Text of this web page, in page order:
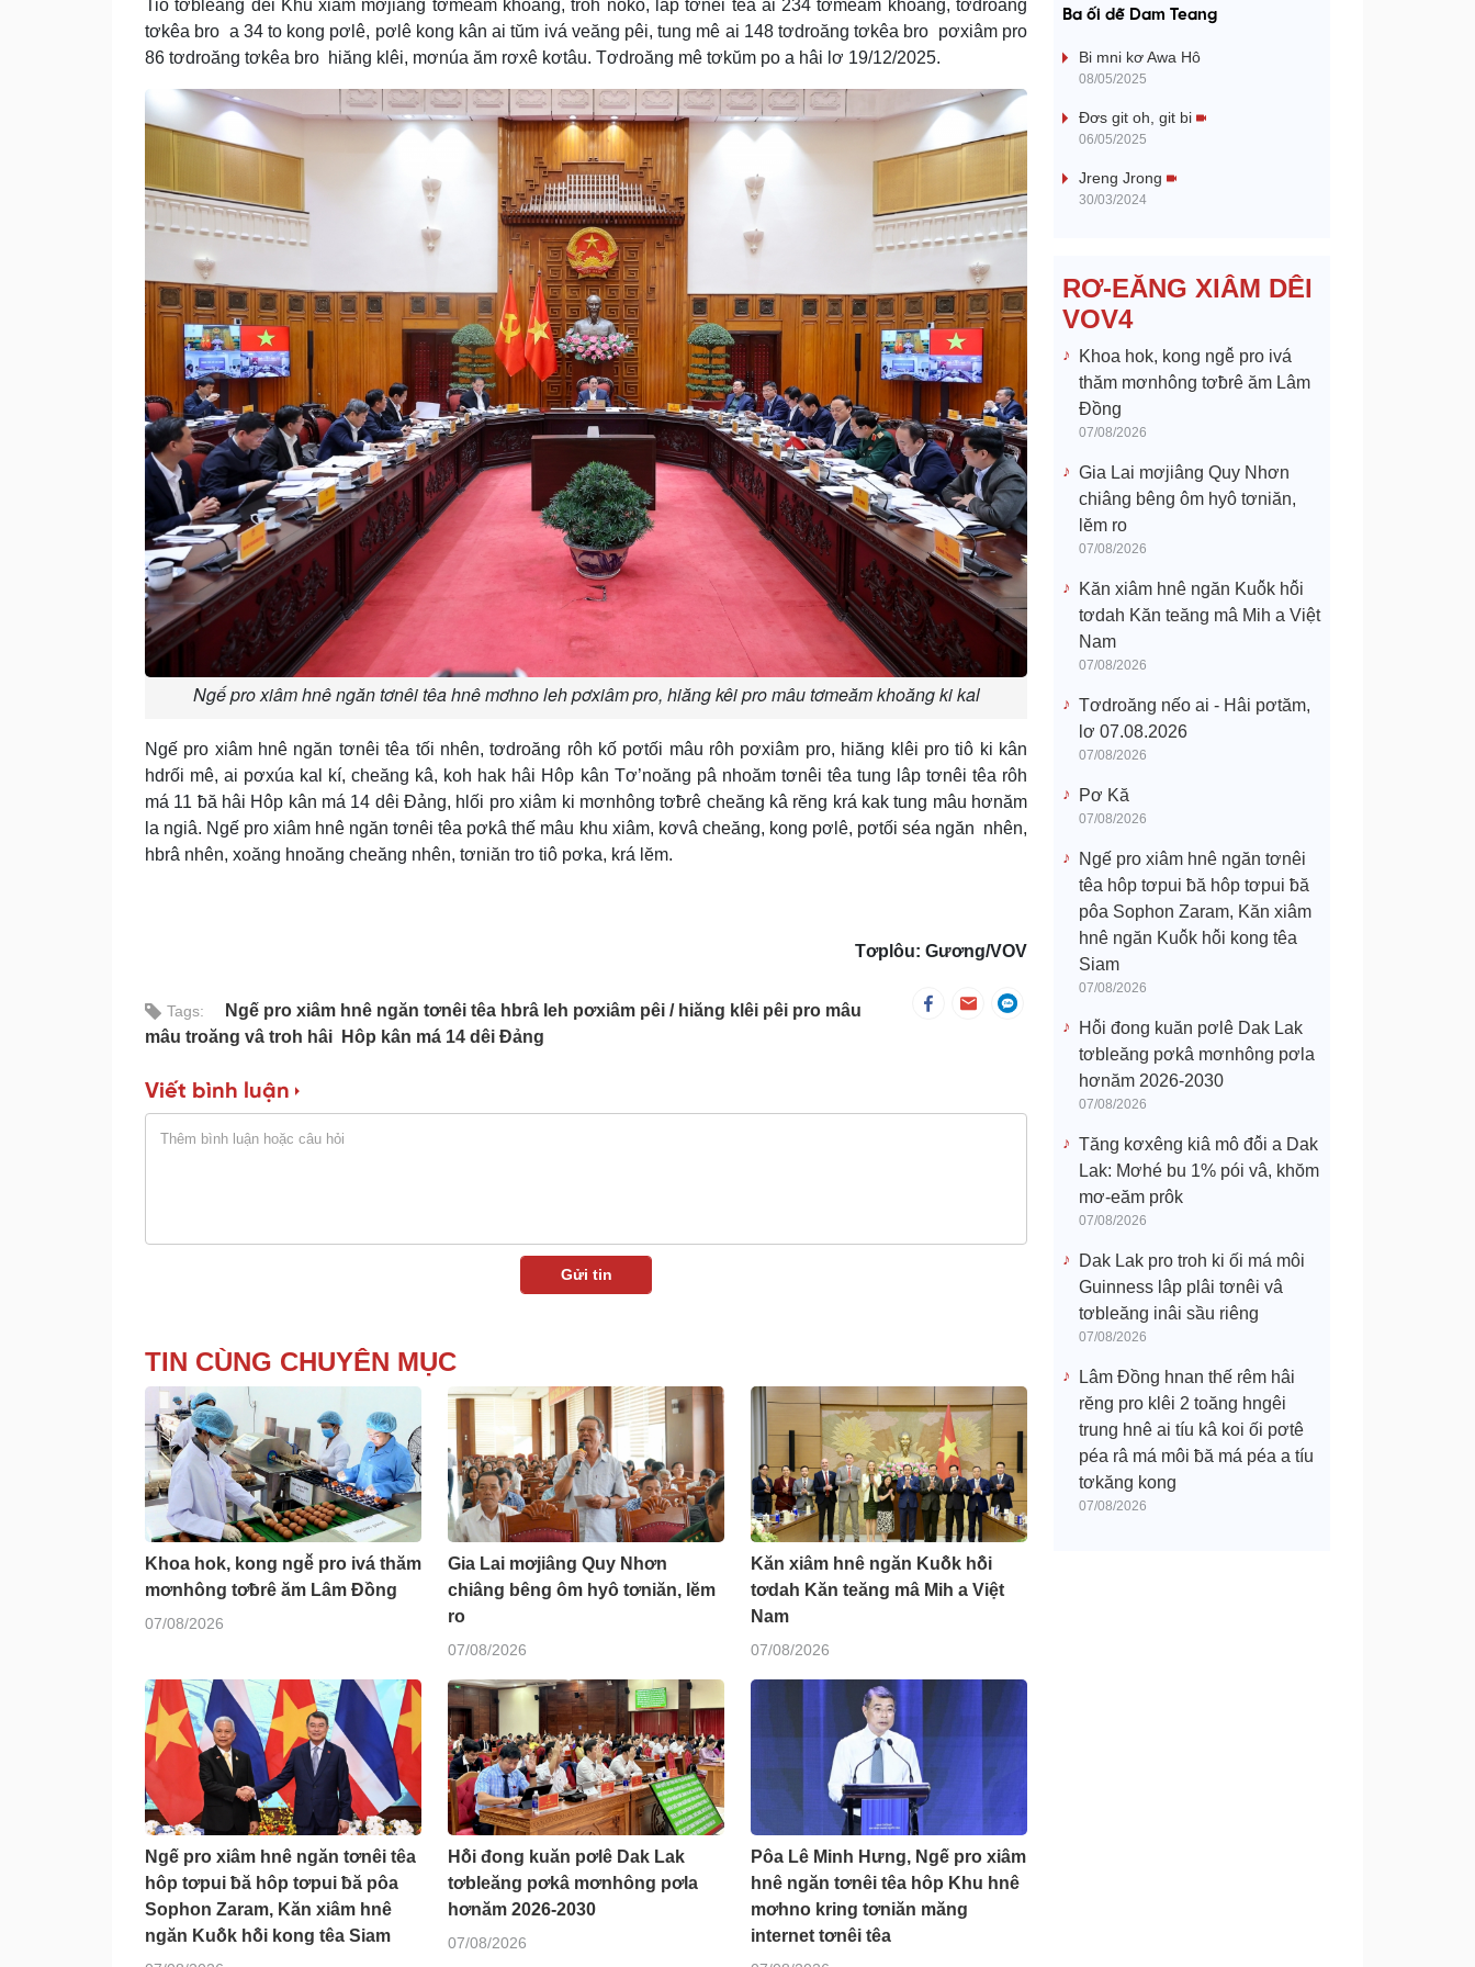
Tiô tơbleăng dêi Khu xiâm mơjiâng tơmeăm khoăng, troh nôkố, lâp tơnêi têa ai 234 tơmeăm khoăng, tơdroăng
tơkêa bro a 34 to kong pơlê, pơlê kong kân ai tŭm ivá veăng pêi, tung mê ai 148 tơdroăng tơkêa bro pơxiâm pro
86 tơdroăng tơkêa bro hiăng klêi, mơnúa ăm rơxê kơtâu. Tơdroăng mê tơkŭm po a hâi lơ 19/12/2025.
Ngế pro xiâm hnê ngăn tơnêi têa hnê mơhno leh pơxiâm pro, hiăng kêi pro mâu tơmeăm khoăng ki kal
Ngế pro xiâm hnê ngăn tơnêi têa tối nhên, tơdroăng rôh kố pơtối mâu rôh pơxiâm pro, hiăng klêi pro tiô ki kân
hdrối mê, ai pơxúa kal kí, cheăng kâ, koh hak hâi Hôp kân Tơ’noăng pâ nhoăm tơnêi têa tung lâp tơnêi têa rôh
má 11 ƀă hâi Hôp kân má 14 dêi Đảng, hlối pro xiâm ki mơnhông tơƀrê cheăng kâ rĕng krá kak tung mâu hơnăm
la ngiâ. Ngế pro xiâm hnê ngăn tơnêi têa pơkâ thế mâu khu xiâm, kơvâ cheăng, kong pơlê, pơtối séa ngăn nhên,
hbrâ nhên, xoăng hnoăng cheăng nhên, tơniăn tro tiô pơka, krá lĕm.
Tơplôu: Gương/VOV
Tags: Ngế pro xiâm hnê ngăn tơnêi têa hbrâ leh pơxiâm pêi
hiăng klêi pêi pro mâu
mâu troăng vâ troh hâi Hôp kân má 14 dêi Đảng
Viết bình luận
TIN CÙNG CHUYÊN MỤC
Khoa hok, kong ngê̆ pro ivá thăm
mơnhông tơƀrê ăm Lâm Đồng
07/08/2026
Gia Lai mơjiâng Quy Nhơn
chiâng bêng ôm hyô tơniăn, lĕm
ro
07/08/2026
Kăn xiâm hnê ngăn Kuô̆k hô̆i
tơdah Kăn teăng mâ Mih a Việt
Nam
07/08/2026
Ngế pro xiâm hnê ngăn tơnêi têa
hôp tơpui ƀă hôp tơpui ƀă pôa
Sophon Zaram, Kăn xiâm hnê
ngăn Kuô̆k hô̆i kong têa Siam
Hô̆i đong kuăn pơlê Dak Lak
tơbleăng pơkâ mơnhông pơla
hơnăm 2026-2030
07/08/2026
Pôa Lê Minh Hưng, Ngế pro xiâm
hnê ngăn tơnêi têa hôp Khu hnê
mơhno kring tơniăn măng
internet tơnêi têa
a
y
V
o
Ba ối dê̆ Dam Teang
Bi mni kơ Awa Hô
08/05/2025
Đơs git oh, git bi
06/05/2025
Jreng Jrong
30/03/2024
RƠ-EĂNG XIÂM DÊI
VOV4
Khoa hok, kong ngê̆ pro ivá
thăm mơnhông tơƀrê ăm Lâm
Đồng
07/08/2026
Gia Lai mơjiâng Quy Nhơn
chiâng bêng ôm hyô tơniăn,
lĕm ro
07/08/2026
Kăn xiâm hnê ngăn Kuô̆k hô̆i
tơdah Kăn teăng mâ Mih a Việt
Nam
07/08/2026
Tơdroăng nếo ai - Hâi pơtăm,
lơ 07.08.2026
07/08/2026
Pơ Kă
07/08/2026
Ngế pro xiâm hnê ngăn tơnêi
têa hôp tơpui ƀă hôp tơpui ƀă
pôa Sophon Zaram, Kăn xiâm
hnê ngăn Kuô̆k hô̆i kong têa
Siam
07/08/2026
Hô̆i đong kuăn pơlê Dak Lak
tơbleăng pơkâ mơnhông pơla
hơnăm 2026-2030
07/08/2026
Tăng kơxêng kiâ mô đô̆i a Dak
Lak: Mơhé bu 1% pói vâ, khŏm
mơ-eăm prôk
07/08/2026
Dak Lak pro troh ki ối má môi
Guinness lâp plâi tơnêi vâ
tơbleăng inâi sầu riêng
07/08/2026
Lâm Đồng hnan thế rêm hâi
rĕng pro klêi 2 toăng hngêi
trung hnê ai tíu kâ koi ối pơtê
péa râ má môi ƀă má péa a tíu
tơkăng kong
07/08/2026